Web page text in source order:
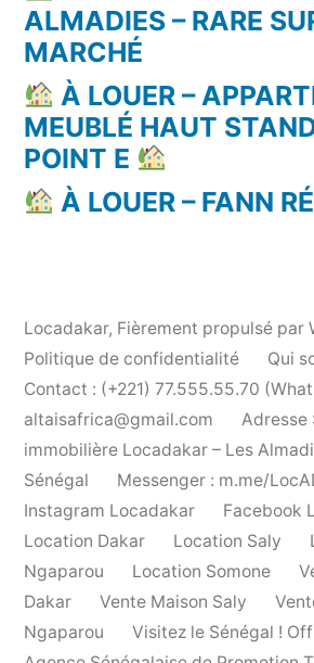
ALMADIES – RARE
MARCHÉ
À LOUER –
MEUBLÉ HAUT
POINT E
À LOUER – FANN
Locadakar, Fièrement propulsé par
Politique de confidentialité
Qui
Contact : (+221) 77.555.55.70
altaisafrica@gmail.com
Adresse
immobilière Locadakar – Les
Sénégal
Messenger : m.me/
Instagram Locadakar
Facebook
Location Dakar
Location Saly
Ngaparou
Location Somone
Dakar
Vente Maison Saly
Ngaparou
Visitez le Sénégal !